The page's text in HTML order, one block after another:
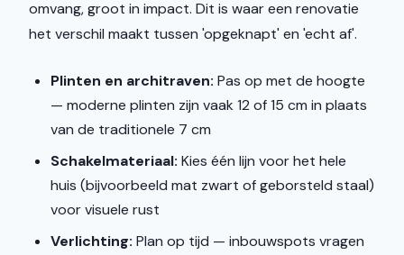
omvang, groot in impact. Dit is waar een renovatie
het verschil maakt tussen 'opgeknapt' en 'echt af'.
Plinten en architraven: Pas op met de hoogte
— moderne plinten zijn vaak 12 of 15 cm in plaats
van de traditionele 7 cm
Schakelmateriaal: Kies één lijn voor het hele
huis (bijvoorbeeld mat zwart of geborsteld staal)
voor visuele rust
Verlichting: Plan op tijd — inbouwspots vragen